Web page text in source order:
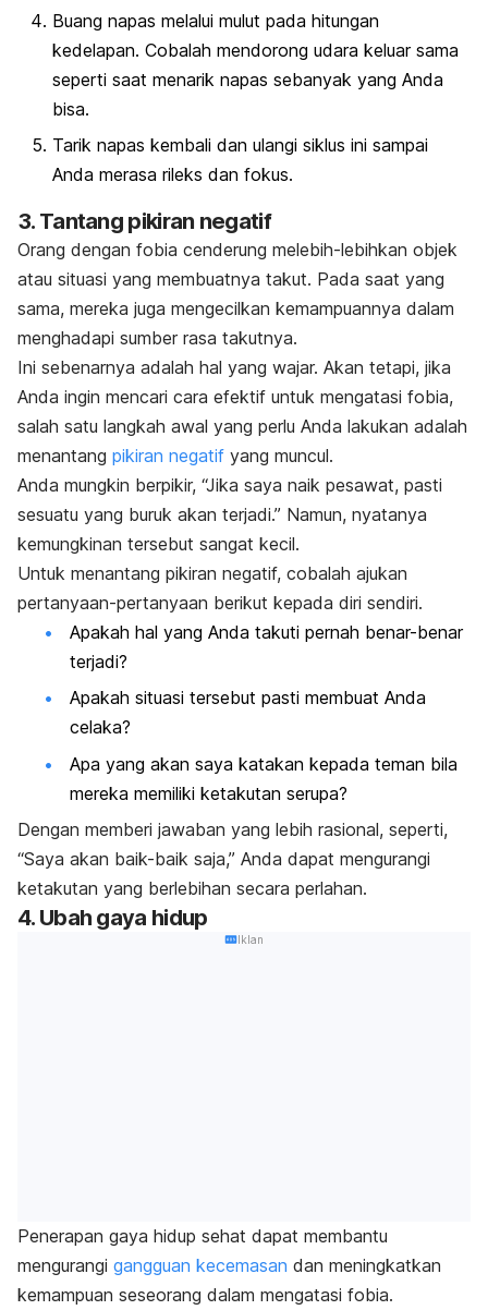
Buang napas melalui mulut pada hitungan
kedelapan. Cobalah mendorong udara keluar sama
seperti saat menarik napas sebanyak yang Anda
bisa.
Tarik napas kembali dan ulangi siklus ini sampai
Anda merasa rileks dan fokus.
3. Tantang pikiran negatif
Orang dengan fobia cenderung melebih-lebihkan objek
atau situasi yang membuatnya takut. Pada saat yang
sama, mereka juga mengecilkan kemampuannya dalam
menghadapi sumber rasa takutnya.
Ini sebenarnya adalah hal yang wajar. Akan tetapi, jika
Anda ingin mencari cara efektif untuk mengatasi fobia,
salah satu langkah awal yang perlu Anda lakukan adalah
menantang pikiran negatif yang muncul.
Anda mungkin berpikir, “Jika saya naik pesawat, pasti
sesuatu yang buruk akan terjadi.” Namun, nyatanya
kemungkinan tersebut sangat kecil.
Untuk menantang pikiran negatif, cobalah ajukan
pertanyaan-pertanyaan berikut kepada diri sendiri.
Apakah hal yang Anda takuti pernah benar-benar
terjadi?
Apakah situasi tersebut pasti membuat Anda
celaka?
Apa yang akan saya katakan kepada teman bila
mereka memiliki ketakutan serupa?
Dengan memberi jawaban yang lebih rasional, seperti,
“Saya akan baik-baik saja,” Anda dapat mengurangi
ketakutan yang berlebihan secara perlahan.
4. Ubah gaya hidup
Iklan
Penerapan gaya hidup sehat dapat membantu
mengurangi gangguan kecemasan dan meningkatkan
kemampuan seseorang dalam mengatasi fobia.